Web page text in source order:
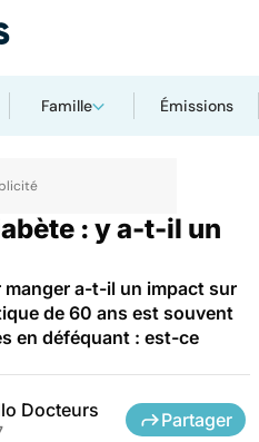
Famille Émissions
: y a-t-il un
a-t-il un impact sur
de 60 ans est souvent
en déféquant : est-ce
Docteurs Partager